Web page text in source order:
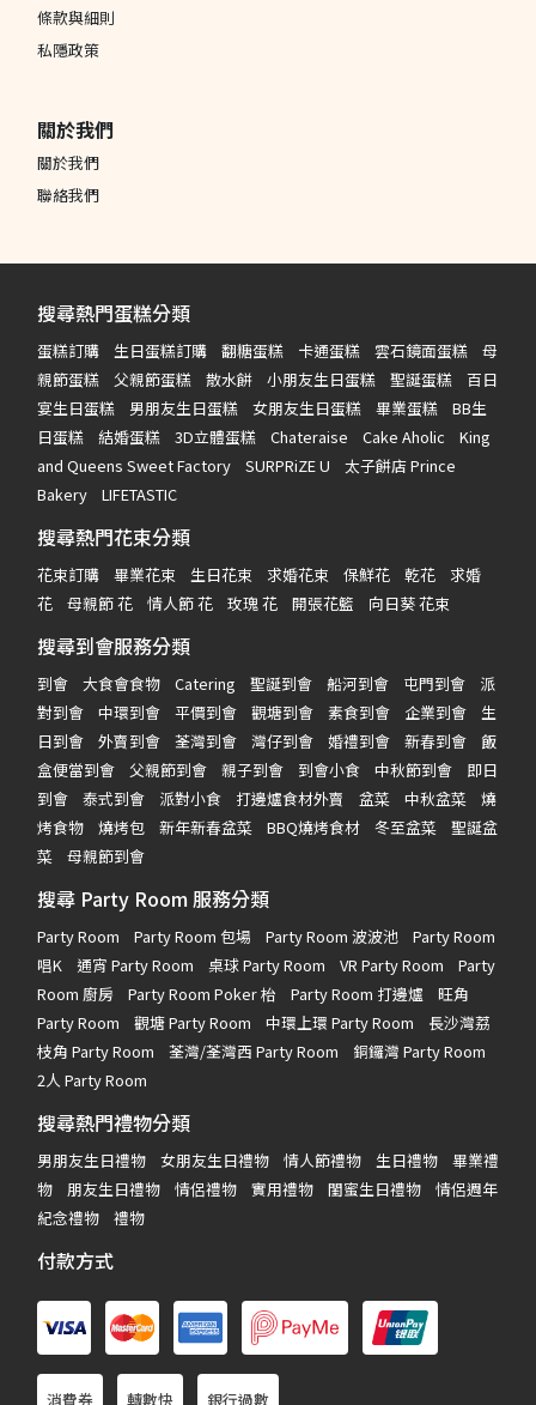
條款與細則
私隱政策
關於我們
關於我們
聯絡我們
搜尋熱門蛋糕分類
蛋糕訂購 生日蛋糕訂購 翻糖蛋糕 卡通蛋糕 雲石鏡面蛋糕
母
親節蛋糕
父親節蛋糕 散水餅 小朋友生日蛋糕 聖誕蛋糕
百日
宴生日蛋糕
男朋友生日蛋糕 女朋友生日蛋糕 畢業蛋糕
BB生
日蛋糕
結婚蛋糕 3D立體蛋糕 Chateraise Cake Aholic
King
and Queens Sweet Factory
SURPRiZE U
太子餅店 Prince
Bakery
LIFETASTIC
搜尋熱門花束分類
花束訂購 畢業花束 生日花束 求婚花束 保鮮花 乾花
求婚
花
母親節 花 情人節 花 玫瑰 花 開張花籃 向日葵 花束
搜尋到會服務分類
到會 大食會食物 Catering 聖誕到會 船河到會 屯門到會
派
對到會
中環到會 平價到會 觀塘到會 素食到會 企業到會
生
日到會
外賣到會 荃灣到會 灣仔到會 婚禮到會 新春到會
飯
盒便當到會
父親節到會 親子到會 到會小食 中秋節到會
即日
到會
泰式到會 派對小食 打邊爐食材外賣 盆菜 中秋盆菜
燒
烤食物
燒烤包 新年新春盆菜 BBQ燒烤食材 冬至盆菜
聖誕盆
菜
母親節到會
搜尋 Party Room 服務分類
Party Room Party Room 包場 Party Room 波波池
Party Room
唱K
通宵 Party Room 桌球 Party Room VR Party Room
Party
Room 廚房
Party Room Poker 枱 Party Room 打邊爐
旺角
Party Room
觀塘 Party Room 中環上環 Party Room
長沙灣荔
枝角 Party Room
荃灣/荃灣西 Party Room
銅鑼灣 Party Room
2人 Party Room
搜尋熱門禮物分類
男朋友生日禮物 女朋友生日禮物 情人節禮物 生日禮物
畢業禮
物
朋友生日禮物 情侶禮物 實用禮物 閨蜜生日禮物
情侶週年
紀念禮物
禮物
付款方式
消費券 轉數快 銀行過數